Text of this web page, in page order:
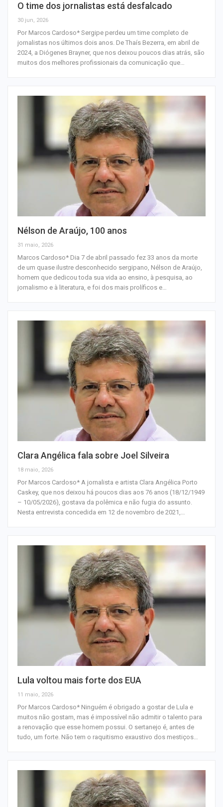
O time dos jornalistas está desfalcado
30 jun, 2026
Por Marcos Cardoso* Sergipe perdeu um time completo de
jornalistas nos últimos dois anos. De Thaís Bezerra, em abril de
2024, a Diógenes Brayner, que nos deixou poucos dias atrás, são
muitos dos melhores profissionais da comunicação que…
Nélson de Araújo, 100 anos
31 maio, 2026
Marcos Cardoso* Dia 7 de abril passado fez 33 anos da morte
de um quase ilustre desconhecido sergipano, Nélson de Araújo,
homem que dedicou toda sua vida ao ensino, à pesquisa, ao
jornalismo e à literatura, e foi dos mais prolíficos e…
Clara Angélica fala sobre Joel Silveira
18 maio, 2026
Por Marcos Cardoso* A jornalista e artista Clara Angélica Porto
Caskey, que nos deixou há poucos dias aos 76 anos (18/12/1949
– 10/05/2026), gostava da polêmica e não fugia do assunto.
Nesta entrevista concedida em 12 de novembro de 2021,…
Lula voltou mais forte dos EUA
11 maio, 2026
Por Marcos Cardoso* Ninguém é obrigado a gostar de Lula e
muitos não gostam, mas é impossível não admitir o talento para
a renovação que esse homem possui. O sertanejo é, antes de
tudo, um forte. Não tem o raquitismo exaustivo dos mestiços…